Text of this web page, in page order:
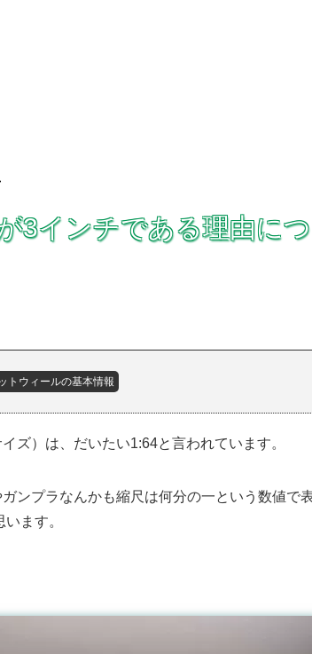
3インチである理由に
トウィールの基本情報
ズ）は、だいたい1:64と言われています。
ンプラなんかも縮尺は何分の一という数値で
ます。